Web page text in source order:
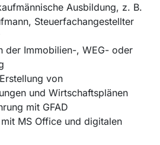
Ausbildung, z. B.
Steuerfachangestellter
der Immobilien-, WEG- oder
von
und Wirtschaftsplänen
mit GFAD
MS Office und digitalen